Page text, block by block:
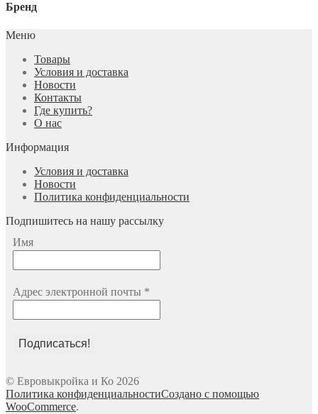
Бренд
Меню
Товары
Условия и доставка
Новости
Контакты
Где купить?
О нас
Информация
Условия и доставка
Новости
Политика конфиденциальности
Подпишитесь на нашу рассылку
Имя
Адрес электронной почты *
© Евровыкройка и Ко 2026
Политика конфиденциальностиСоздано с помощью
WooCommerce.